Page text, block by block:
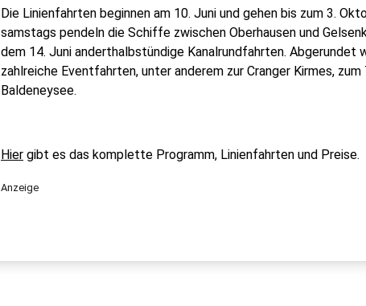
Die Linienfahrten beginnen am 10. Juni und gehen bis zum 3.
samstags pendeln die Schiffe zwischen Oberhausen und
dem 14. Juni anderthalbstündige Kanalrundfahrten. Abgerundet
zahlreiche Eventfahrten, unter anderem zur Cranger Kirmes,
Baldeneysee.
Hier gibt es das komplette Programm, Linienfahrten und Preise.
Anzeige